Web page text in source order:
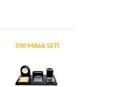
590 MASA SETİ